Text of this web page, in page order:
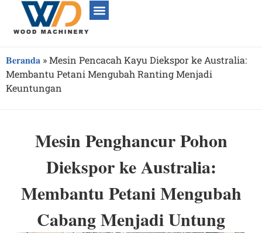
Beranda »Mesin Pencacah Kayu Diekspor ke Australia:
Membantu Petani Mengubah Ranting Menjadi
Keuntungan
Mesin Penghancur Pohon
Diekspor ke Australia:
Membantu Petani Mengubah
Cabang Menjadi Untung